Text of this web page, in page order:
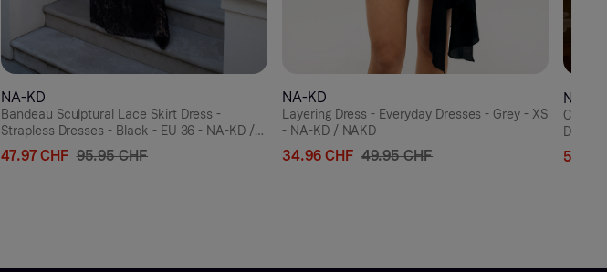
NA-KD
Bandeau Sculptural Lace Skirt Dress -
Strapless Dresses - Black - EU 36 - NA-KD /
NAKD
47.97 CHF 95.95 CHF
NA-KD
Layering Dress - Everyday Dresses - Grey - XS
- NA-KD / NAKD
34.96 CHF 49.95 CHF
NA-KD
Crinkle
53.16